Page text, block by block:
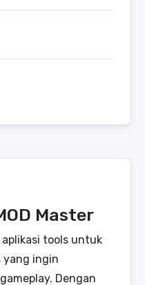
Master
aplikasi tools untuk
yang ingin
Dengan